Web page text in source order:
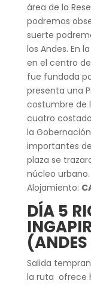
área de la
podremos
suerte
los Andes. En
en el centro
fue fundada
presenta una
costumbre de
cuatro
la
importantes
plaza se
núcleo urbano.
Alojamiento:
DÍA 5
(ANDES
Salida
la ruta ofrece